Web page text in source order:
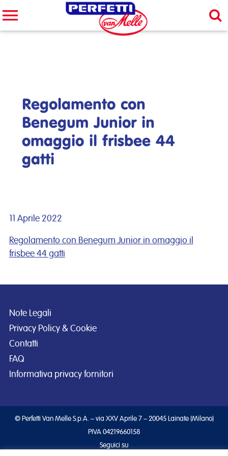
Cerca nel sito
Regolamento con
Benegum Junior in
omaggio il frisbee 44
gatti
11 Aprile 2022
Regolamento con Benegum Junior in omaggio il
frisbee 44 gatti
Note Legali
Privacy Policy & Cookie
Contatti
FAQ
Informativa privacy fornitori
© Perfetti Van Melle S.p.A. – via XXV Aprile 7 – 20045 Lainate (Milano)
PIVA 04219660158
Seguici su